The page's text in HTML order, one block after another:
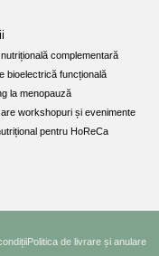
complementară
bioelectrică funcțională
la menopauză
workshopuri și evenimente
pentru HoReCa
Politica de livrare și anulare